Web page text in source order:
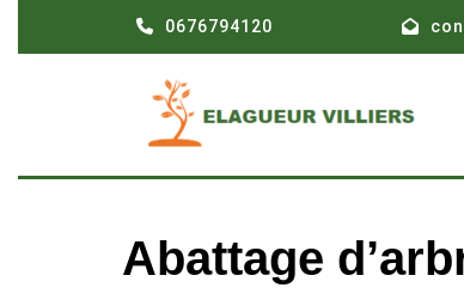
0676794120
Abattage